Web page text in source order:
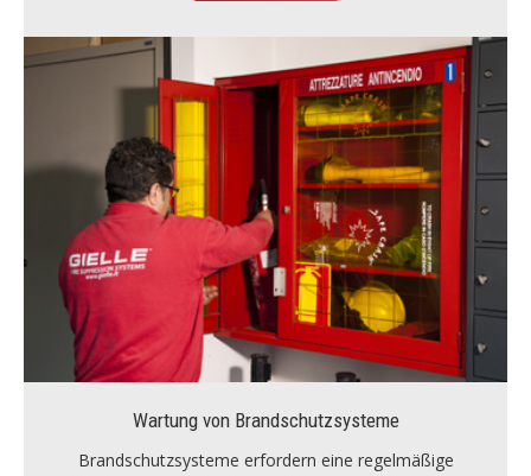
Wartung von Brandschutzsysteme
Brandschutzsysteme erfordern eine regelmäßige